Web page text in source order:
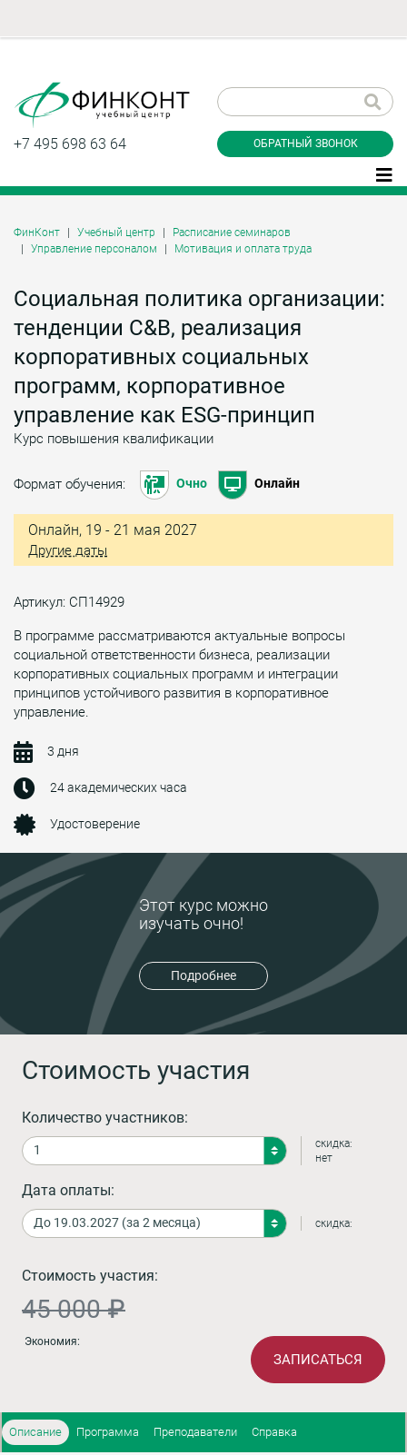
+7 495 698 63 64 ОБРАТНЫЙ ЗВОНОК
Этот курс можно
изучать очно!
Подробнее
ФинКонт Учебный центр
Расписание семинаров
Управление персоналом
Мотивация и оплата труда
Социальная политика организации:
тенденции C&B, реализация
корпоративных социальных
программ, корпоративное
управление как ESG-принцип
Курс повышения квалификации
Формат обучения: Очно Онлайн
Онлайн, 19 - 21 мая 2027
Другие даты
Артикул: СП14929
В программе рассматриваются актуальные вопросы
социальной ответственности бизнеса, реализации
корпоративных социальных программ и интеграции
принципов устойчивого развития в корпоративное
управление.
3 дня
24 академических часа
Удостоверение
Стоимость участия
Количество участников:
скидка:
нет
Дата оплаты:
скидка:
Стоимость участия:
45 000 ₽
Экономия:
ЗАПИСАТЬСЯ
Описание Программа Преподаватели Справка
звонок
Даю согласие на обработку персональных
Заказать